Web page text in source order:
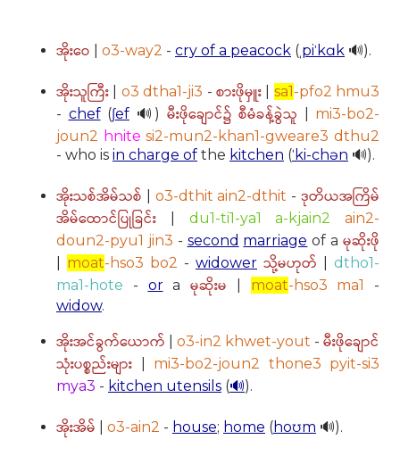
အိုးဝေ o3-way2 - cry of a peacock ( ˌpiˈkɑk 🔊).
အိုးသူကြီး o3 dtha1-ji3 - စားဖိုမှူး| sa1-pfo2 hmu3
- chef(ʃef 🔊) မီးဖိုချောင်၌ စီမံခန့်ခွဲသူ
mi3-bo2-
joun2 hnite si2-mun2-khan1-gweare3 dthu2
- who is in charge of the kitchen (ˈki-chən 🔊).
အိုးသစ်အိမ်သစ် o3-dthit ain2-dthit -ဒုတိယအကြိမ်
အိမ်ထောင်ပြုခြင်း
du1-ti1-ya1 a-kjain2
ain2-
doun2-pyu1 jin3 - second marriage of aမုဆိုးဖို
moat-hso3 bo2 - widower သို့မဟုတ်
dtho1-
ma1-hote - ora မုဆိုးမ moat-hso3 ma1
-
widow.
အိုးအင်ခွက်ယောက် o3-in2 khwet-yout - မီးဖိုချောင်
သုံးပစ္စည်းများ
mi3-bo2-joun2 thone3 pyit-si3
mya3 - kitchen utensils (🔊).
အိုးအိမ် o3-ain2 - house; home (hoʊm 🔊).